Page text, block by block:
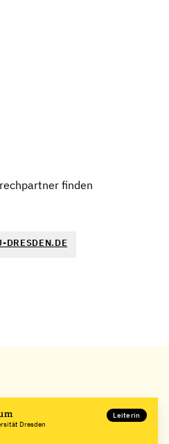
finden
DRESDEN.DE
Dresden
Leiterin